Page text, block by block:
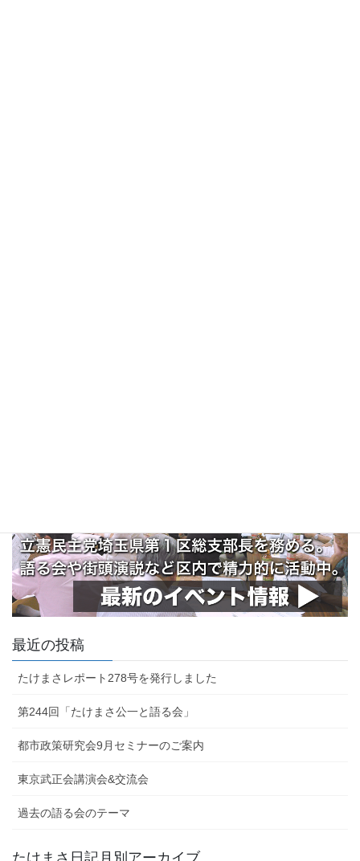
最近の投稿
たけまさレポート278号を発行しました
第244回「たけまさ公一と語る会」
都市政策研究会9月セミナーのご案内
東京武正会講演会&交流会
過去の語る会のテーマ